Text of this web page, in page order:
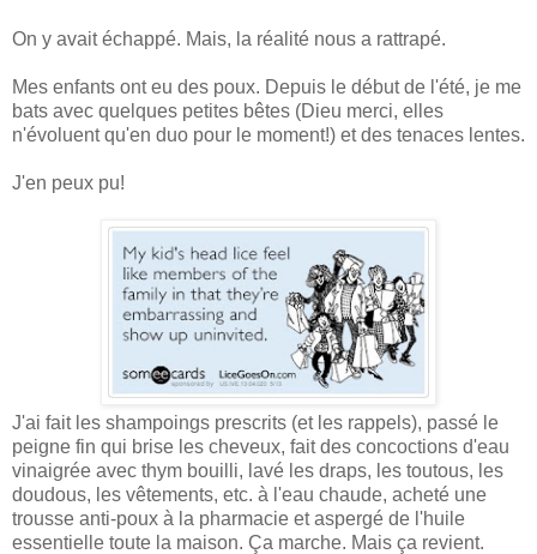
On y avait échappé. Mais, la réalité nous a rattrapé.
Mes enfants ont eu des poux. Depuis le début de l'été, je me
bats avec quelques petites bêtes (Dieu merci, elles
n'évoluent qu'en duo pour le moment!) et des tenaces lentes.
J'en peux pu!
J'ai fait les shampoings prescrits (et les rappels), passé le
peigne fin qui brise les cheveux, fait des concoctions d'eau
vinaigrée avec thym bouilli, lavé les draps, les toutous, les
doudous, les vêtements, etc. à l'eau chaude, acheté une
trousse anti-poux à la pharmacie et aspergé de l'huile
essentielle toute la maison. Ça marche. Mais ça revient.